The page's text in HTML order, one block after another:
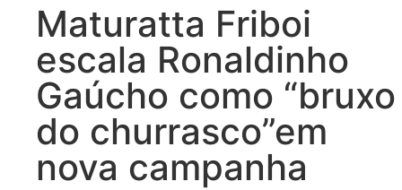
Maturatta Friboi
escala Ronaldinho
Gaúcho como “bruxo
do churrasco”em
nova campanha